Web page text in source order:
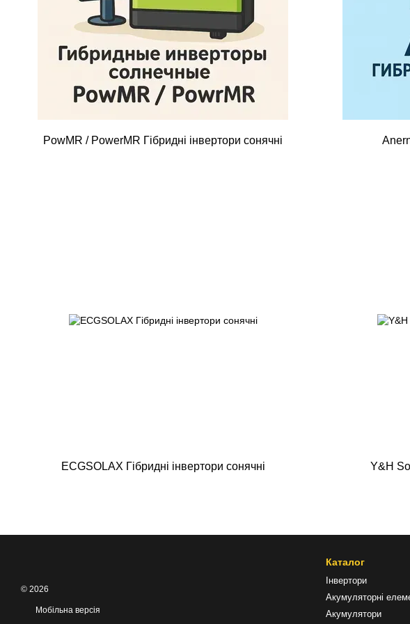
PowMR / PowerMR Гібридні інвертори сонячні
ECGSOLAX Гібридні інвертори сонячні Y&H
© 2026
Мобільна версія
Каталог
Інвертори
Акумуляторні
Акумулятори